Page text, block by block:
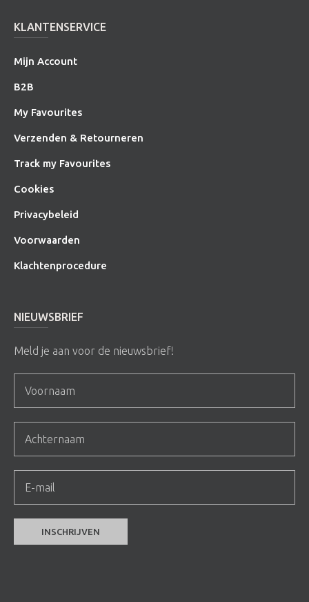
KLANTENSERVICE
Mijn Account
B2B
My Favourites
Verzenden & Retourneren
Track my Favourites
Cookies
Privacybeleid
Voorwaarden
Klachtenprocedure
NIEUWSBRIEF
Meld je aan voor de nieuwsbrief!